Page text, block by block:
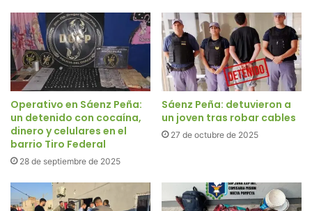
Operativo en Sáenz Peña:
un detenido con cocaína,
dinero y celulares en el
barrio Tiro Federal
28 de septiembre de 2025
Sáenz Peña: detuvieron a
un joven tras robar cables
27 de octubre de 2025